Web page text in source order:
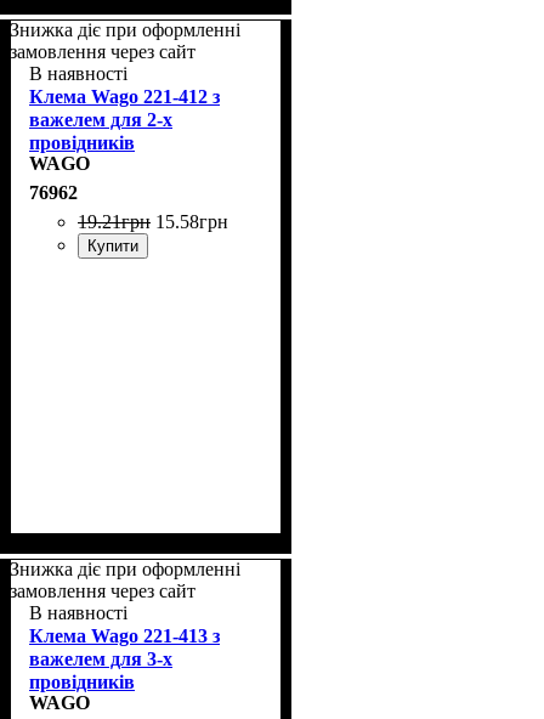
Знижка діє при оформленні
замовлення через сайт
В наявності
Клема Wago 221-412 з
важелем для 2-х
провідників
WAGO
76962
19.21грн 15.58грн
Купити
Знижка діє при оформленні
замовлення через сайт
В наявності
Клема Wago 221-413 з
важелем для 3-х
провідників
WAGO